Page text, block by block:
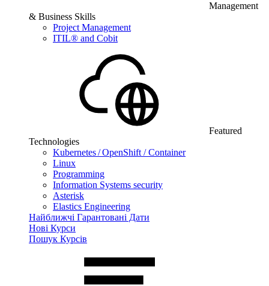
Management
& Business Skills
Project Management
ITIL® and Cobit
Featured
Technologies
Kubernetes / OpenShift / Container
Linux
Programming
Information Systems security
Asterisk
Elastics Engineering
Найближчі Гарантовані Дати
Нові Курси
Пошук Курсів